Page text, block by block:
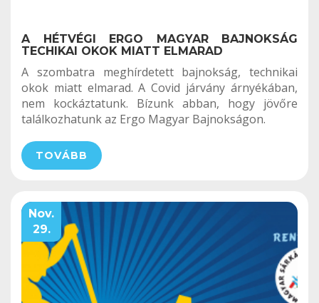
A HÉTVÉGI ERGO MAGYAR BAJNOKSÁG
TECHIKAI OKOK MIATT ELMARAD
A szombatra meghírdetett bajnokság, technikai
okok miatt elmarad. A Covid járvány árnyékában,
nem kockáztatunk. Bízunk abban, hogy jövőre
találkozhatunk az Ergo Magyar Bajnokságon.
TOVÁBB
Nov.
29.